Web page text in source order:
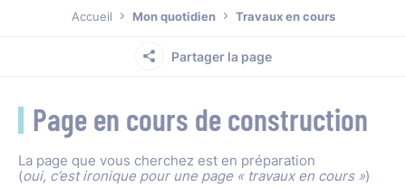
Accueil Mon quotidien Travaux en cours
Partager la page
Page en cours de construction
La page que vous cherchez est en préparation
(oui, c’est ironique pour une page « travaux en cours »)